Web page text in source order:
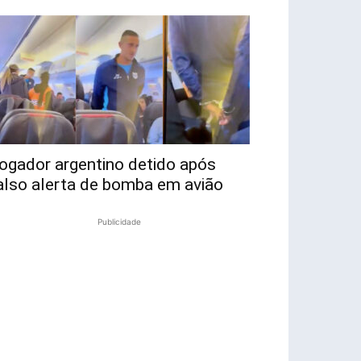
argentino detido após
alerta de bomba em avião
Publicidade